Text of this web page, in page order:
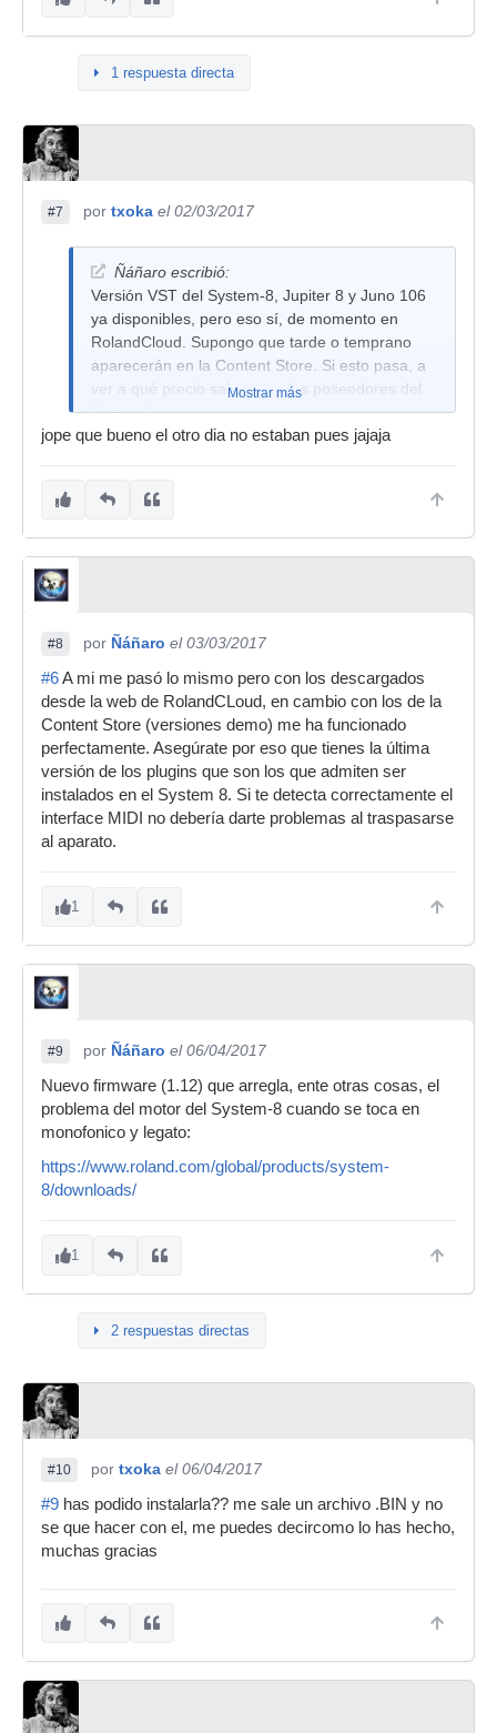
1 respuesta directa
#7 por txoka el 02/03/2017
Ñáñaro escribió:
Versión VST del System-8, Jupiter 8 y Juno 106
ya disponibles, pero eso sí, de momento en
RolandCloud. Supongo que tarde o temprano
aparecerán en la Content Store. Si esto pasa, a
ver a qué precio salen para los poseedores del
System8
Mostrar más
jope que bueno el otro dia no estaban pues jajaja
#8 por Ñáñaro el 03/03/2017
#6A mi me pasó lo mismo pero con los descargados
desde la web de RolandCLoud, en cambio con los de la
Content Store (versiones demo) me ha funcionado
perfectamente. Asegúrate por eso que tienes la última
versión de los plugins que son los que admiten ser
instalados en el System 8. Si te detecta correctamente el
interface MIDI no debería darte problemas al traspasarse
al aparato.
1
#9 por Ñáñaro el 06/04/2017
Nuevo firmware (1.12) que arregla, ente otras cosas, el
problema del motor del System-8 cuando se toca en
monofonico y legato:
https://www.roland.com/global/products/system-
8/downloads/
1
2 respuestas directas
#10 por txoka el 06/04/2017
#9 has podido instalarla?? me sale un archivo .BIN y no
se que hacer con el, me puedes decircomo lo has hecho,
muchas gracias